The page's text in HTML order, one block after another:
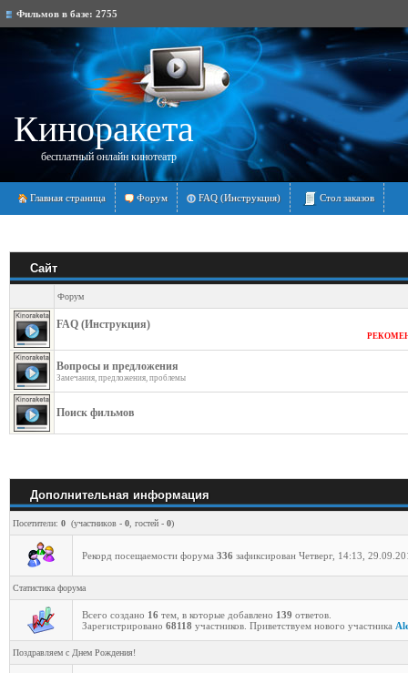
Фильмов в базе: 2755
Киноракета
бесплатный онлайн кинотеатр
Главная страница Форум FAQ (Инструкция) Стол заказов
Cайт
Форум
FAQ (Инструкция)
Вопросы и предложения
Замечания, предложения, проблемы
Поиск фильмов
Дополнительная информация
Посетители: 0 (участников - 0 , гостей - 0)
Рекорд посещаемости форума 336 зафиксирован Четверг, 14:13,
Статистика форума
Всего создано 16 тем, в которые добавлено 139 ответов.
Зарегистрировано 68118 участников. Приветствуем нового участника
Поздравляем с Днем Рождения!